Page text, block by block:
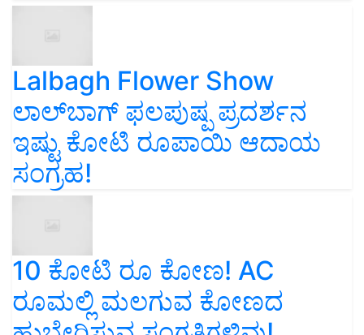
Lalbagh Flower Show
ಲಾಲ್‌ಬಾಗ್ ಫಲಪುಷ್ಪ ಪ್ರದರ್ಶನ
ಇಷ್ಟು ಕೋಟಿ ರೂಪಾಯಿ ಆದಾಯ
ಸಂಗ್ರಹ!
10 ಕೋಟಿ ರೂ ಕೋಣ! AC
ರೂಮಲ್ಲಿ ಮಲಗುವ ಕೋಣದ